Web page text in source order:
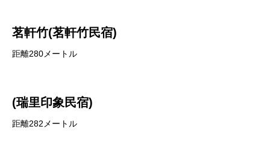
茗軒竹(茗軒竹民宿)
距離280メートル
(瑞里印象民宿)
距離282メートル